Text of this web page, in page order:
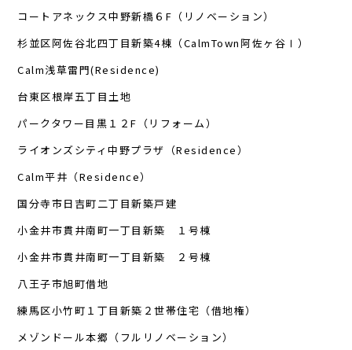
コートアネックス中野新橋６F（リノベーション）
杉並区阿佐谷北四丁目新築4棟（CalmTown阿佐ヶ谷Ⅰ）
Calm浅草雷門(Residence)
台東区根岸五丁目土地
パークタワー目黒１２F（リフォーム）
ライオンズシティ中野プラザ（Residence）
Calm平井（Residence）
国分寺市日吉町二丁目新築戸建
小金井市貫井南町一丁目新築 １号棟
小金井市貫井南町一丁目新築 ２号棟
八王子市旭町借地
練馬区小竹町１丁目新築２世帯住宅（借地権）
メゾンドール本郷（フルリノベーション）